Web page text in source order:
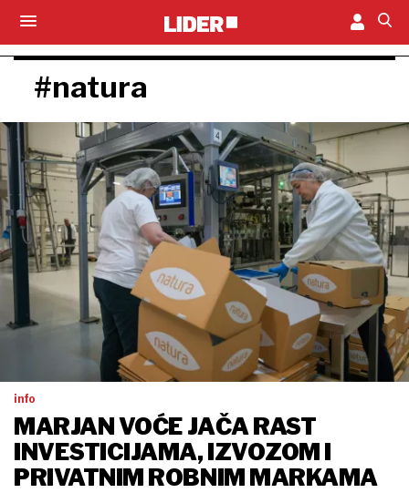
#natura
info
MARJAN VOĆE JAČA RAST
INVESTICIJAMA, IZVOZOM I
PRIVATNIM ROBNIM MARKAMA